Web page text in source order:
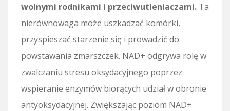
wolnymi rodnikami i przeciwutleniaczami. Ta
nierównowaga może uszkadzać komórki,
przyspieszać starzenie się i prowadzić do
powstawania zmarszczek. NAD+ odgrywa rolę w
zwalczaniu stresu oksydacyjnego poprzez
wspieranie enzymów biorących udział w obronie
antyoksydacyjnej. Zwiększając poziom NAD+